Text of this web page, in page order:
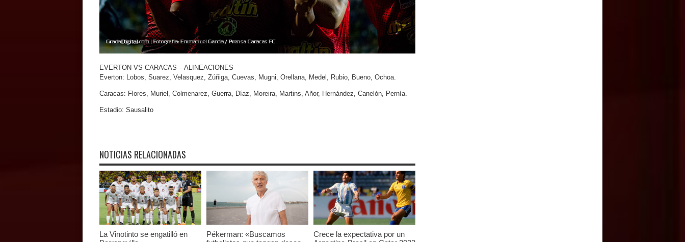
EVERTON VS CARACAS – ALINEACIONES
Everton: Lobos, Suarez, Velasquez, Zúñiga, Cuevas, Mugni, Orellana, Medel, Rubio, Bueno, Ochoa.
Caracas: Flores, Muriel, Colmenarez, Guerra, Díaz, Moreira, Martins, Añor, Hernández, Canelón, Pernía.
Estadio: Sausalito
NOTICIAS RELACIONADAS
La Vinotinto se engatilló en
Pékerman: «Buscamos
Crece la expectativa por un